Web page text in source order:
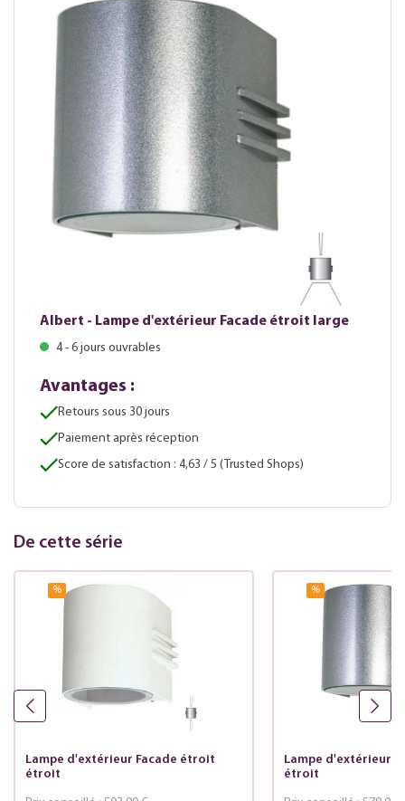
Albert - Lampe d'extérieur Facade étroit large
4 - 6 jours ouvrables
Avantages :
Retours sous 30 jours
Paiement après réception
Score de satisfaction : 4,63 / 5 (Trusted Shops)
De cette série
%
Lampe d'extérieur Facade étroit
étroit
%
Lampe d'extérieur
étroit